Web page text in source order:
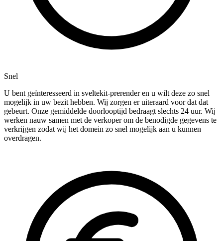
Snel
U bent geïnteresseerd in sveltekit-prerender en u wilt deze zo snel
mogelijk in uw bezit hebben. Wij zorgen er uiteraard voor dat dat
gebeurt. Onze gemiddelde doorlooptijd bedraagt slechts 24 uur. Wij
werken nauw samen met de verkoper om de benodigde gegevens te
verkrijgen zodat wij het domein zo snel mogelijk aan u kunnen
overdragen.